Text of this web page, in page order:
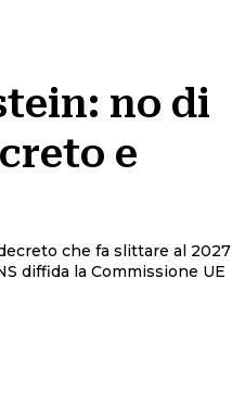
no di
e
che fa slittare al 2027
diffida la Commissione UE